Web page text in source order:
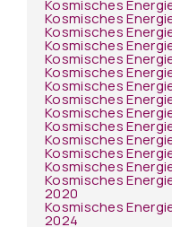
Kosmisches
Kosmisches
Kosmisches
Kosmisches
Kosmisches
Kosmisches
Kosmisches
Kosmisches
Kosmisches
Kosmisches
Kosmisches
Kosmisches
Kosmisches
Kosmisches
2020
Kosmisches
2024